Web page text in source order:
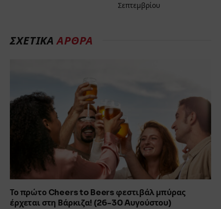
Σεπτεμβρίου
ΣΧΕΤΙΚΑΑΡΘΡΑ
Το πρώτο Cheers to Beers φεστιβάλ μπύρας
έρχεται στη Βάρκιζα! (26-30 Aυγούστου)